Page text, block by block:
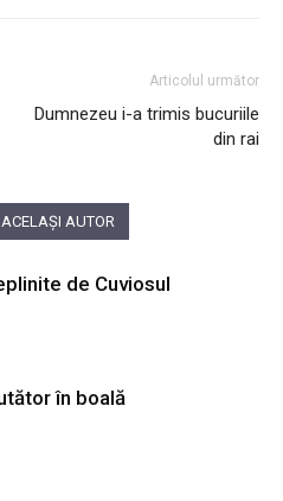
Articolul următor
Dumnezeu i-a trimis bucuriile
din rai
AUTOR
de Cuviosul
în boală